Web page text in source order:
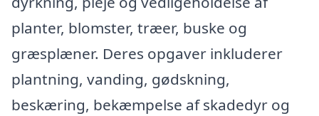
planter, blomster, træer, buske og
græsplæner. Deres opgaver inkluderer
plantning, vanding, gødskning,
beskæring, bekæmpelse af skadedyr og